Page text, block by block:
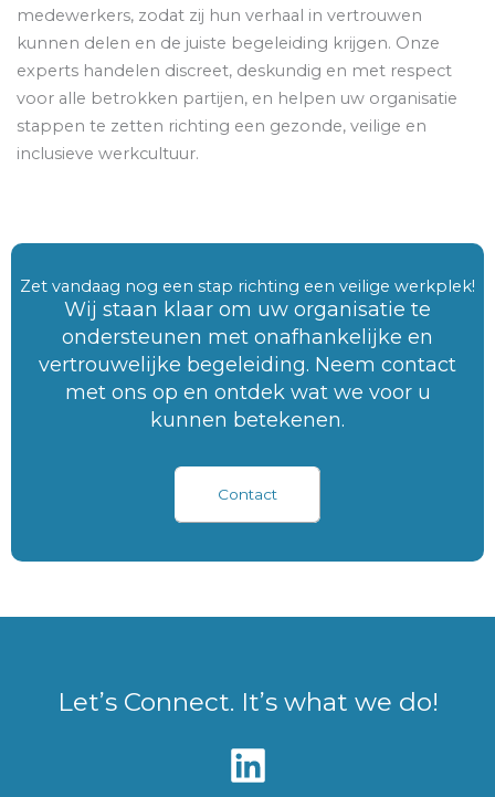
medewerkers, zodat zij hun verhaal in vertrouwen
kunnen delen en de juiste begeleiding krijgen. Onze
experts handelen discreet, deskundig en met respect
voor alle betrokken partijen, en helpen uw organisatie
stappen te zetten richting een gezonde, veilige en
inclusieve werkcultuur.
Zet vandaag nog een stap richting een veilige werkplek!
Wij staan klaar om uw organisatie te
ondersteunen met onafhankelijke en
vertrouwelijke begeleiding. Neem contact
met ons op en ontdek wat we voor u
kunnen betekenen.
Contact
Let’s Connect. It’s what we do!